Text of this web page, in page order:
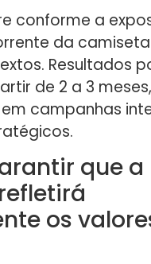
conforme a
da
Resultados
de 2 a 3 meses,
campanhas
que a
os